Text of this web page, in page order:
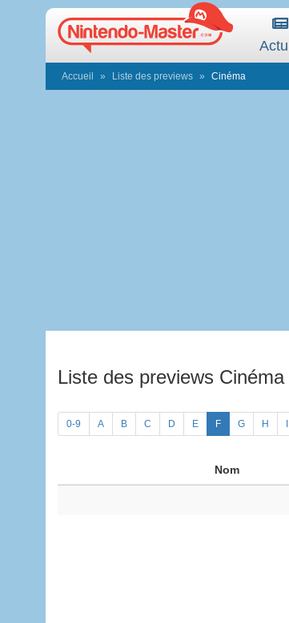
Actu
Accueil Liste des previews Cinéma
Liste des previews Cinéma
0-9 A B C D E F G H
Nom